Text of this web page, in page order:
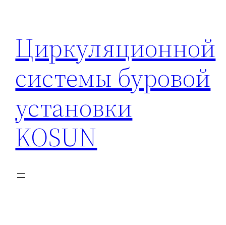
содержимому
Циркуляционной
системы буровой
установки
KOSUN